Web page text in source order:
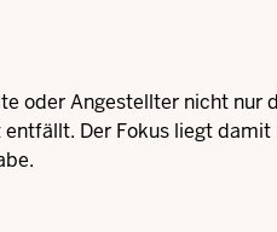
oder Angestellter nicht nur
Der Fokus liegt